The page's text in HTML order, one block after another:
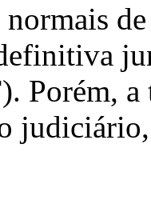
normais
Porém,